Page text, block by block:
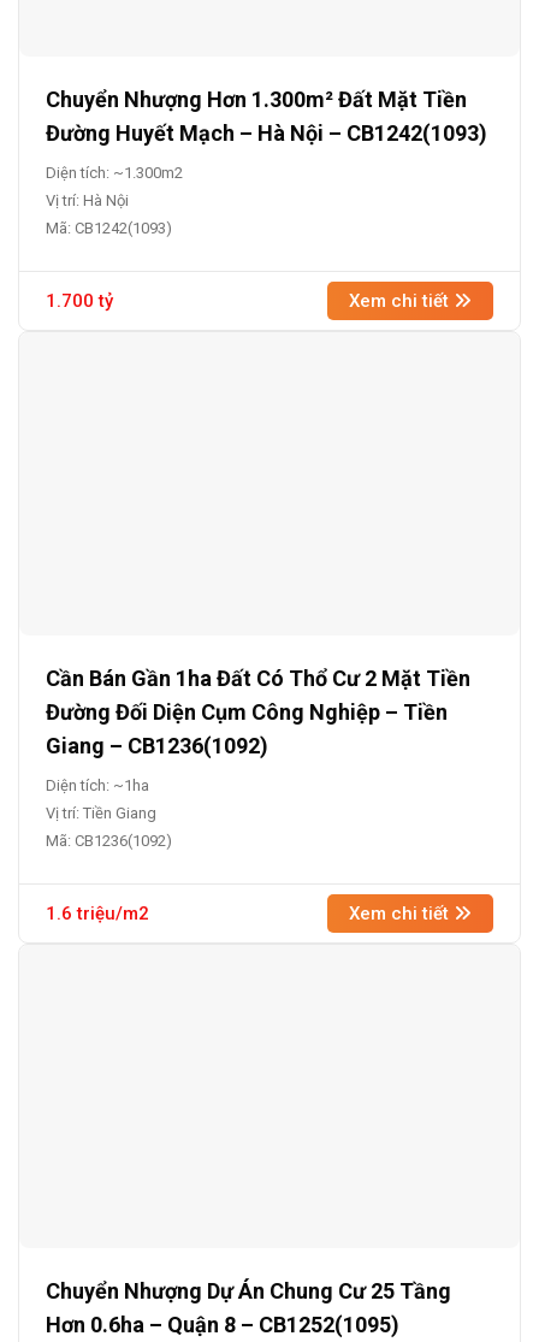
Chuyển Nhượng Hơn 1.300m² Đất Mặt Tiền
Đường Huyết Mạch – Hà Nội – CB1242(1093)
Diện tích: ~1.300m2
Vị trí: Hà Nội
Mã: CB1242(1093)
1.700 tỷ Xem chi tiết
Cần Bán Gần 1ha Đất Có Thổ Cư 2 Mặt Tiền
Đường Đối Diện Cụm Công Nghiệp – Tiền
Giang – CB1236(1092)
Diện tích: ~1ha
Vị trí: Tiền Giang
Mã: CB1236(1092)
1.6 triệu/m2 Xem chi tiết
Chuyển Nhượng Dự Án Chung Cư 25 Tầng
Hơn 0.6ha – Quận 8 – CB1252(1095)